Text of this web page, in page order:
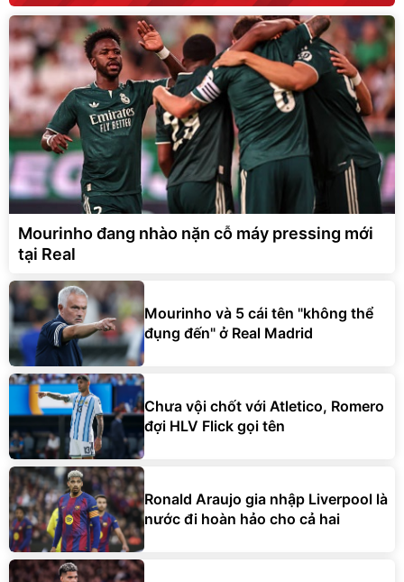
Mourinho đang nhào nặn cỗ máy pressing mới
tại Real
Mourinho và 5 cái tên "không thể
đụng đến" ở Real Madrid
Chưa vội chốt với Atletico, Romero
đợi HLV Flick gọi tên
Ronald Araujo gia nhập Liverpool là
nước đi hoàn hảo cho cả hai